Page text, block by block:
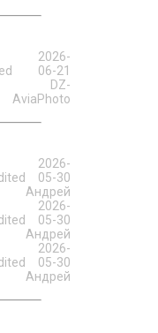
2026-
06-21
DZ-
AviaPhoto
2026-
05-30
Андрей
2026-
05-30
Андрей
2026-
05-30
Андрей